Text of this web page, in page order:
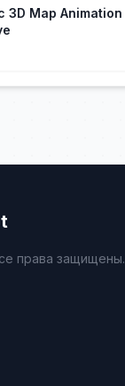
3D Map Animation
права защищены.